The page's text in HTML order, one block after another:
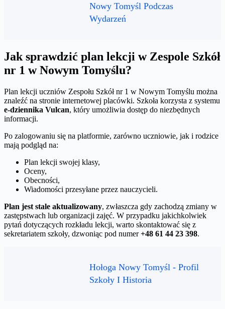
Nowy Tomyśl Podczas
Wydarzeń
Jak sprawdzić plan lekcji w Zespole Szkół
nr 1 w Nowym Tomyślu?
Plan lekcji uczniów Zespołu Szkół nr 1 w Nowym Tomyślu można
znaleźć na stronie internetowej placówki. Szkoła korzysta z systemu
e-dziennika Vulcan, który umożliwia dostęp do niezbędnych
informacji.
Po zalogowaniu się na platformie, zarówno uczniowie, jak i rodzice
mają podgląd na:
Plan lekcji swojej klasy,
Oceny,
Obecności,
Wiadomości przesyłane przez nauczycieli.
Plan jest stale aktualizowany, zwłaszcza gdy zachodzą zmiany w
zastępstwach lub organizacji zajęć. W przypadku jakichkolwiek
pytań dotyczących rozkładu lekcji, warto skontaktować się z
sekretariatem szkoły, dzwoniąc pod numer+48 61 44 23 398.
Hołoga Nowy Tomyśl - Profil
Szkoły I Historia